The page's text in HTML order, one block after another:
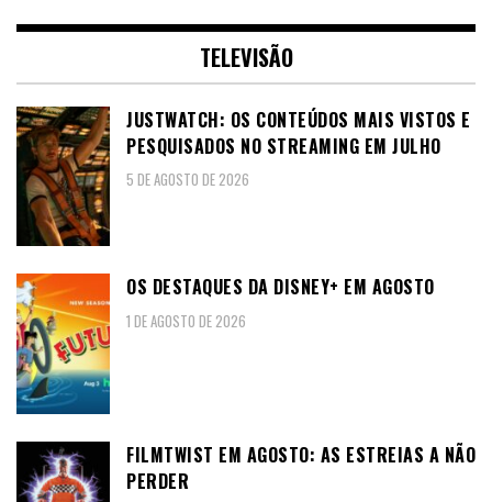
TELEVISÃO
JUSTWATCH: OS CONTEÚDOS MAIS VISTOS E
PESQUISADOS NO STREAMING EM JULHO
5 DE AGOSTO DE 2026
OS DESTAQUES DA DISNEY+ EM AGOSTO
1 DE AGOSTO DE 2026
FILMTWIST EM AGOSTO: AS ESTREIAS A NÃO
PERDER